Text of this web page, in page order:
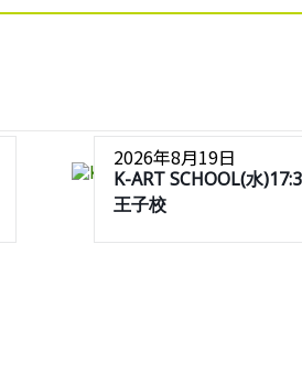
2026年8月19日
K-ART SCHOOL(水
王子校